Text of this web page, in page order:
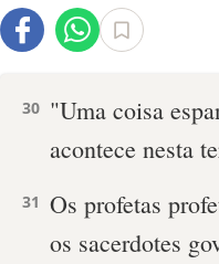
30 "Uma coisa
acontece nesta
31 Os profetas
os sacerdotes